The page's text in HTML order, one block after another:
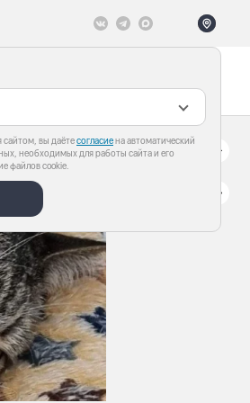
сайтом, вы даётесогласиена автоматический
необходимых для работы сайта и его
файлов cookie.